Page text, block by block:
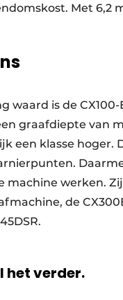
Met
waard is de
graafdiepte van
een klasse
machine werken.
de
het verder.